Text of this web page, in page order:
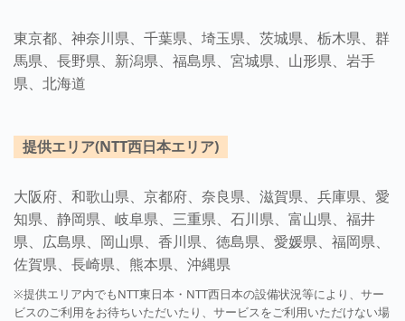
東京都、神奈川県、千葉県、埼玉県、茨城県、栃木県、群
馬県、長野県、新潟県、福島県、宮城県、山形県、岩手
県、北海道
提供エリア(NTT西日本エリア)
大阪府、和歌山県、京都府、奈良県、滋賀県、兵庫県、愛
知県、静岡県、岐阜県、三重県、石川県、富山県、福井
県、広島県、岡山県、香川県、徳島県、愛媛県、福岡県、
佐賀県、長崎県、熊本県、沖縄県
※提供エリア内でもNTT東日本・NTT西日本の設備状況等により、サー
ビスのご利用をお待ちいただいたり、サービスをご利用いただけない場